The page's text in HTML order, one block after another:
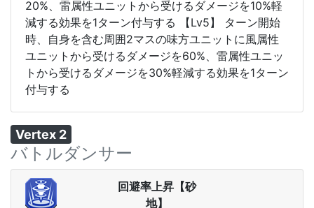
20%、雷属性ユニットから受けるダメージを10%軽
減する効果を1ターン付与する 【Lv5】 ターン開始
時、自身を含む周囲2マスの味方ユニットに風属性
ユニットから受けるダメージを60%、雷属性ユニッ
トから受けるダメージを30%軽減する効果を1ターン
付与する
Vertex 2
バトルダンサー
回避率上昇【砂
地】